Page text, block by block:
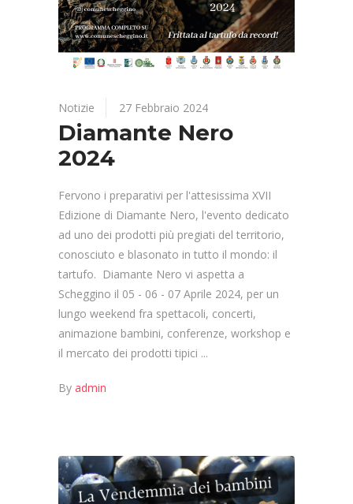
Notizie 27 Febbraio 2024
Diamante Nero
2024
Fervono i preparativi per l'attesissima XVII
Edizione di Diamante Nero, l'evento dedicato
ad uno dei prodotti più pregiati del territorio,
conosciuto e blasonato in tutto il mondo: il
tartufo. Diamante Nero vi aspetta a
Scheggino il 05 - 06 - 07 Aprile 2024, per un
lungo weekend fra spettacoli, concerti,
animazione bambini, conferenze, workshop e
il mercato dei prodotti tipici
By admin